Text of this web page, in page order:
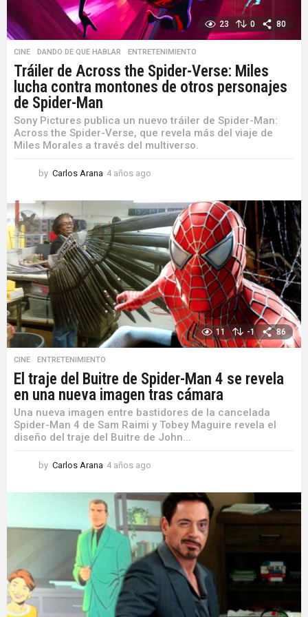
23 0 80
CINE ,DANDO DE QUE HABLAR ,ENTRETENIMIENTO
Tráiler de Across the Spider-Verse: Miles
lucha contra montones de otros personajes
de Spider-Man
Sony Pictures publica un nuevo tráiler de Spider-Man:
Across the Spider-Verse, que revela más del viaje de
Miles Morales a través del multiverso.
by Carlos Arana 4 años ago
o
s
a
g
o
11 -1 86
CINE ,ENTRETENIMIENTO
El traje del Buitre de Spider-Man 4 se revela
en una nueva imagen tras cámara
Una nueva imagen entre bastidores de la cancelada
Spider-Man 4 de Sam Raimi y Tobey Maguire revela el
diseño del traje del Buitre de John...
by Carlos Arana 4 años ago
ñ
o
s
a
g
o